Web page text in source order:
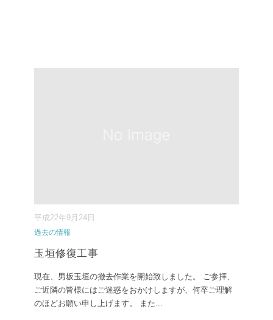
平成22年9月24日
過去の情報
玉垣修復工事
現在、男坂玉垣の撤去作業を開始致しました。 ご参拝、
ご近隣の皆様にはご迷惑をおかけしますが、何卒ご理解
のほどお願い申し上げます。 また...